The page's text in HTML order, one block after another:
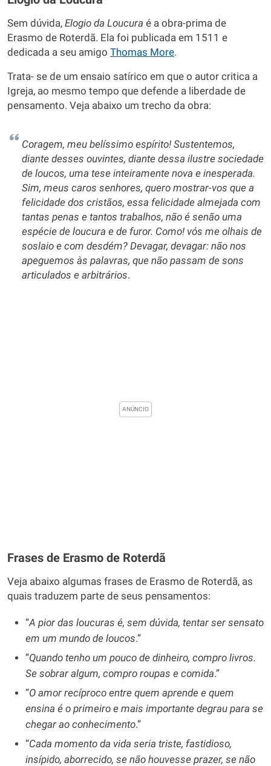
Sem dúvida, Elogio da Loucura é a obra-prima de
Erasmo de Roterdã. Ela foi publicada em 1511 e
dedicada a seu amigo Thomas More.
Trata- se de um ensaio satírico em que o autor critica a
Igreja, ao mesmo tempo que defende a liberdade de
pensamento. Veja abaixo um trecho da obra:
Coragem, meu belíssimo espírito! Sustentemos,
diante desses ouvintes, diante dessa ilustre sociedade
de loucos, uma tese inteiramente nova e inesperada.
Sim, meus caros senhores, quero mostrar-vos que a
felicidade dos cristãos, essa felicidade almejada com
tantas penas e tantos trabalhos, não é senão uma
espécie de loucura e de furor. Como! vós me olhais de
soslaio e com desdém? Devagar, devagar: não nos
apeguemos às palavras, que não passam de sons
articulados e arbitrários.
Frases de Erasmo de Roterdã
Veja abaixo algumas frases de Erasmo de Roterdã, as
quais traduzem parte de seus pensamentos:
“A pior das loucuras é, sem dúvida, tentar ser sensato
em um mundo de loucos.”
“Quando tenho um pouco de dinheiro, compro livros.
Se sobrar algum, compro roupas e comida.”
“O amor recíproco entre quem aprende e quem
ensina é o primeiro e mais importante degrau para se
chegar ao conhecimento.”
“Cada momento da vida seria triste, fastidioso,
insípido, aborrecido, se não houvesse prazer, se não